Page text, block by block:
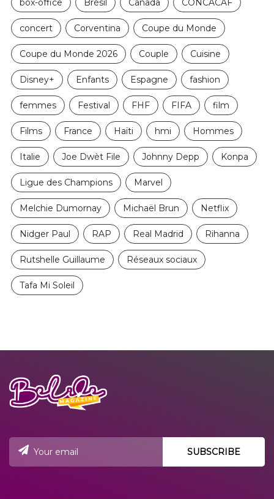
box-office Brésil Canada CONCACAF
concert Corventina Coupe du Monde
Coupe du Monde 2026 Couple Cuisine
Disney+ Enfants Espagne fashion
femmes Festival FHF FIFA film
Films France Haïti hmi Hommes
Italie Joe Dwèt File Johnny Depp Konpa
Ligue des Champions Marvel
Melchie Dumornay Michaël Brun Netflix
Nidger Paul RAP Real Madrid Rihanna
Rutshelle Guillaume Réseaux sociaux
Tafa Mi Soleil